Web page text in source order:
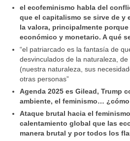
el ecofeminismo habla del
que el capitalismo se sirve de y
la valora, principalmente
económico y monetario. A qué
“el patriarcado es la fantasía de
desvinculados de la naturaleza,
(nuestra naturaleza, sus
otras personas”
Agenda 2025 es Gilead, Trump
ambiente, el feminismo…
Ataque brutal hacia el
calentamiento global que las
manera brutal y por todos los